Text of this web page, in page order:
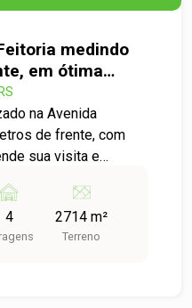
cada membro da
sem abrir mão
área de lazer
tranquilidade que
não perca a chance
medindo
em ótima
na Avenida
de frente, com
4 2714 m²
Terreno